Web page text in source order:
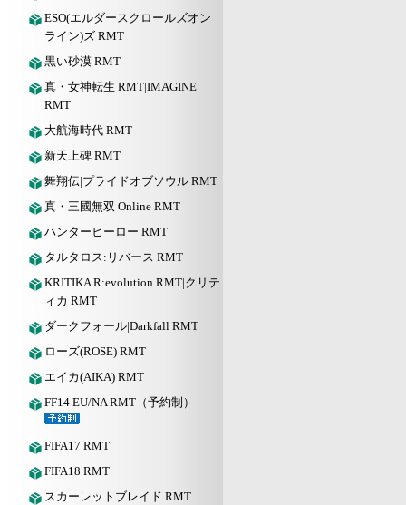
ESO(エルダースクロールズオン
ライン)ズ RMT
黒い砂漠 RMT
真・女神転生 RMT|IMAGINE
RMT
大航海時代 RMT
新天上碑 RMT
舞翔伝|プライドオブソウル RMT
真・三國無双 Online RMT
ハンターヒーロー RMT
タルタロス:リバース RMT
KRITIKA R:evolution RMT|クリテ
ィカ RMT
ダークフォール|Darkfall RMT
ローズ(ROSE) RMT
エイカ(AIKA) RMT
FF14 EU/NA RMT（予約制）
FIFA17 RMT
FIFA18 RMT
スカーレットブレイド RMT